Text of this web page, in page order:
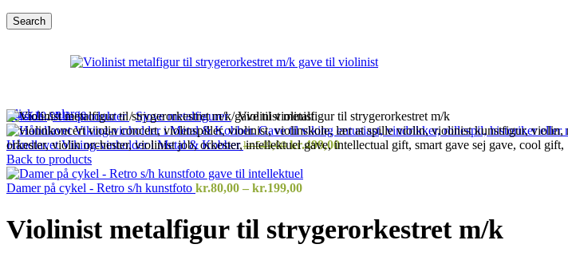
Search
Click to enlarge
Forside/Alle produkter/ Sjove metalfigurer/ Violinist metalfigur til strygerorkestret m/k
Håndlavet Viking-vinholder i Metal & Kobberkr.549,00Den
pris
var:
kr.499,00Den
Back to products
Damer på cykel - Retro s/h kunstfoto kr.80,00 – kr.199,00Prisinterval:
kr.199,00
Violinist metalfigur til strygerorkestret m/k